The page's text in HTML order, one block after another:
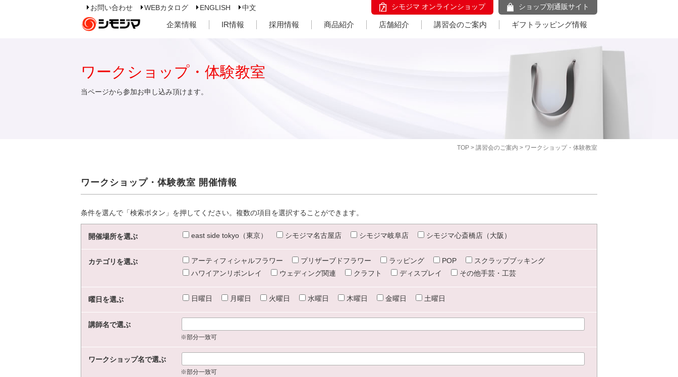
お問い合わせ WEBカタログ ENGLISH 中文 シモジマ オンラインショップ ショップ別通販サイト
企業情報 IR情報 採用情報 商品紹介 店舗紹介 講習会のご案内 ギフトラッピング情報
TOP > 講習会のご案内 > ワークショップ・体験教室
ワークショップ・体験教室
当ページから参加お申し込み頂けます。
ワークショップ・体験教室 開催情報
条件を選んで「検索ボタン」を押してください。複数の項目を選択することができます。
開催場所を選ぶ east side tokyo（東京） シモジマ名古屋店 シモジマ岐阜店 シモジマ心斎橋店（大阪）
カテゴリを選ぶ アーティフィシャルフラワー プリザーブドフラワー ラッピング POP
スクラップブッキング
ハワイアンリボンレイ
ウェディング関連 クラフト ディスプレイ その他手芸・工芸
曜日を選ぶ 日曜日 月曜日 火曜日 水曜日 木曜日 金曜日 土曜日
講師名で選ぶ
※部分一致可
ワークショップ名で選ぶ
※部分一致可